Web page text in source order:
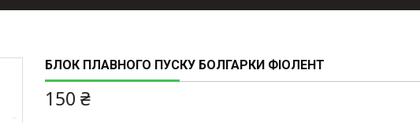
БЛОК ПЛАВНОГО ПУСКУ БОЛГАРКИ ФІОЛЕНТ
150 ₴